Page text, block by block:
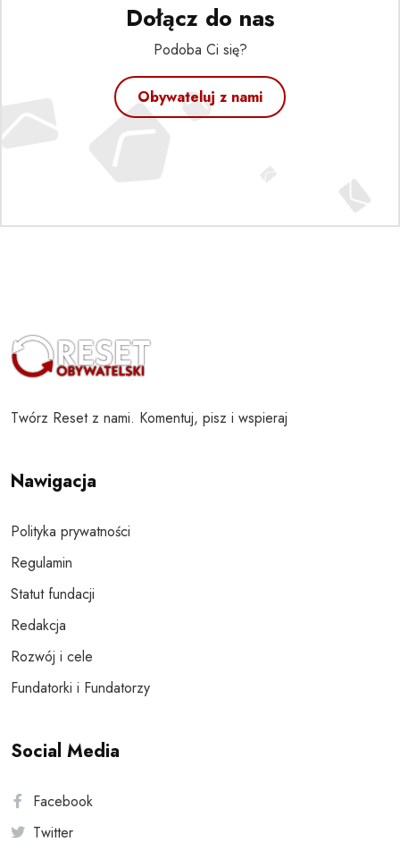
Dołącz do nas
Podoba Ci się?
Obywateluj z nami
Twórz Reset z nami. Komentuj, pisz i wspieraj
Nawigacja
Polityka prywatności
Regulamin
Statut fundacji
Redakcja
Rozwój i cele
Fundatorki i Fundatorzy
Social Media
Facebook
Twitter